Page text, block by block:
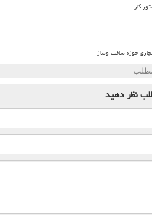
کار
مطلب
نظر دهید